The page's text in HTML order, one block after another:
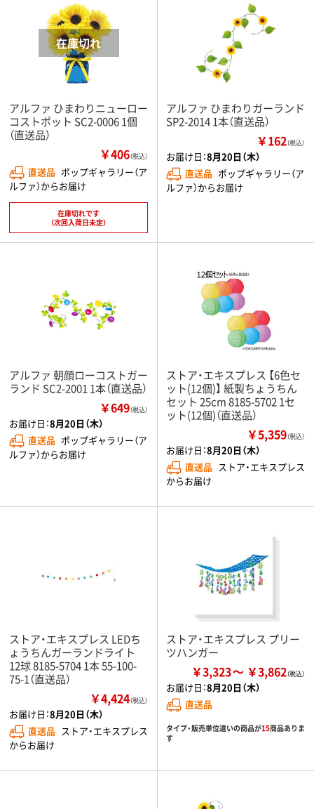
アルファ ひまわりニューロー
コストポット SC2-0006 1個
（直送品）
￥406（税込）
直送品 ポップギャラリー（ア
ルファ）からお届け
在庫切れです
（次回入荷日未定）
アルファ ひまわりガーランド
SP2-2014 1本（直送品）
￥162（税込）
お届け日：8月20日（木）
直送品 ポップギャラリー（ア
ルファ）からお届け
アルファ 朝顔ローコストガー
ランド SC2-2001 1本（直送品）
￥649（税込）
お届け日：8月20日（木）
直送品 ポップギャラリー（ア
ルファ）からお届け
ストア・エキスプレス 【6色セ
ット(12個)】 紙製ちょうちん
セット 25cm 8185-5702 1セ
ット(12個)（直送品）
￥5,359（税込）
お届け日：8月20日（木）
直送品 ストア・エキスプレス
からお届け
ストア・エキスプレス LEDち
ょうちんガーランドライト
12球 8185-5704 1本 55-100-
75-1（直送品）
￥4,424（税込）
お届け日：8月20日（木）
直送品 ストア・エキスプレス
からお届け
ストア・エキスプレス プリー
ツハンガー
￥3,323 ￥3,862
お届け日：8月20日（木）
直送品
タイプ・販売単位違いの商品が15商品ありま
す